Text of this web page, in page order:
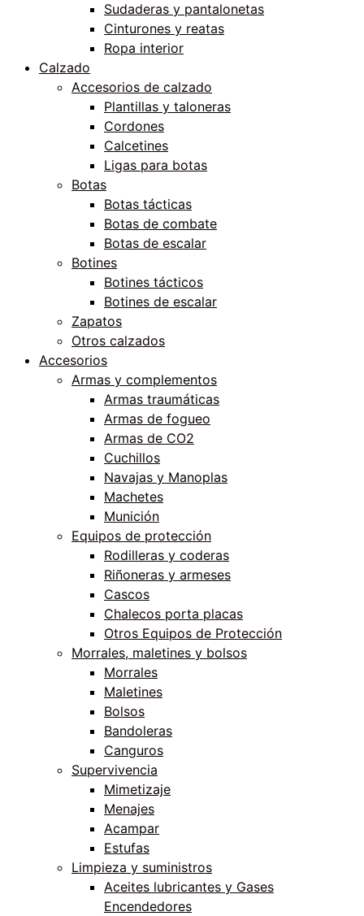
Sudaderas y pantalonetas
Cinturones y reatas
Ropa interior
Calzado
Accesorios de calzado
Plantillas y taloneras
Cordones
Calcetines
Ligas para botas
Botas
Botas tácticas
Botas de combate
Botas de escalar
Botines
Botines tácticos
Botines de escalar
Zapatos
Otros calzados
Accesorios
Armas y complementos
Armas traumáticas
Armas de fogueo
Armas de CO2
Cuchillos
Navajas y Manoplas
Machetes
Munición
Equipos de protección
Rodilleras y coderas
Riñoneras y armeses
Cascos
Chalecos porta placas
Otros Equipos de Protección
Morrales, maletines y bolsos
Morrales
Maletines
Bolsos
Bandoleras
Canguros
Supervivencia
Mimetizaje
Menajes
Acampar
Estufas
Limpieza y suministros
Aceites lubricantes y Gases
Encendedores